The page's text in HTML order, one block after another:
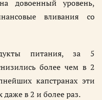
довоенный уровень,
вливания со
питания, за 5
более чем в 2
капстранах эти
в 2 и более раз.